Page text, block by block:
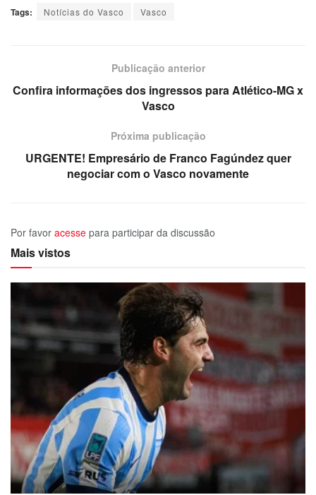
Tags: Notícias do Vasco Vasco
Publicação anterior
Confira informações dos ingressos para Atlético-MG x
Vasco
Próxima publicação
URGENTE! Empresário de Franco Fagúndez quer
negociar com o Vasco novamente
Por favor acesse para participar da discussão
Mais vistos